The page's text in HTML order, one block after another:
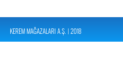
KEREM MAĞAZALARI A.Ş. | 2018